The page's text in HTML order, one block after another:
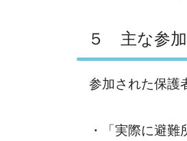
５ 主な参
参加された保護
・「実際に避